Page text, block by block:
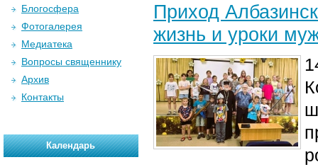
Приход
жизнь и уроки
Блогосфера
Фотогалерея
Медиатека
Вопросы священнику
Архив
Контакты
Календарь